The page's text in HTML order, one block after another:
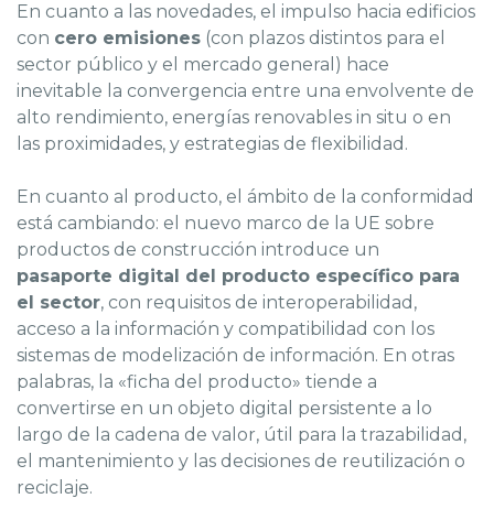
En cuanto a las novedades, el impulso hacia edificios
con cero emisiones (con plazos distintos para el
sector público y el mercado general) hace
inevitable la convergencia entre una envolvente de
alto rendimiento, energías renovables in situ o en
las proximidades, y estrategias de flexibilidad.
En cuanto al producto, el ámbito de la conformidad
está cambiando: el nuevo marco de la UE sobre
productos de construcción introduce un
pasaporte digital del producto específico para
el sector, con requisitos de interoperabilidad,
acceso a la información y compatibilidad con los
sistemas de modelización de información. En otras
palabras, la «ficha del producto» tiende a
convertirse en un objeto digital persistente a lo
largo de la cadena de valor, útil para la trazabilidad,
el mantenimiento y las decisiones de reutilización o
reciclaje.